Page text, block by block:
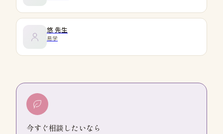
悠 先生
易学
今すぐ相談したいなら